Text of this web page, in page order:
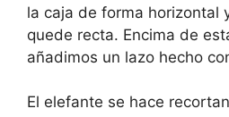
la caja de forma horizontal
quede recta. Encima de
añadimos un lazo hecho
El elefante se hace